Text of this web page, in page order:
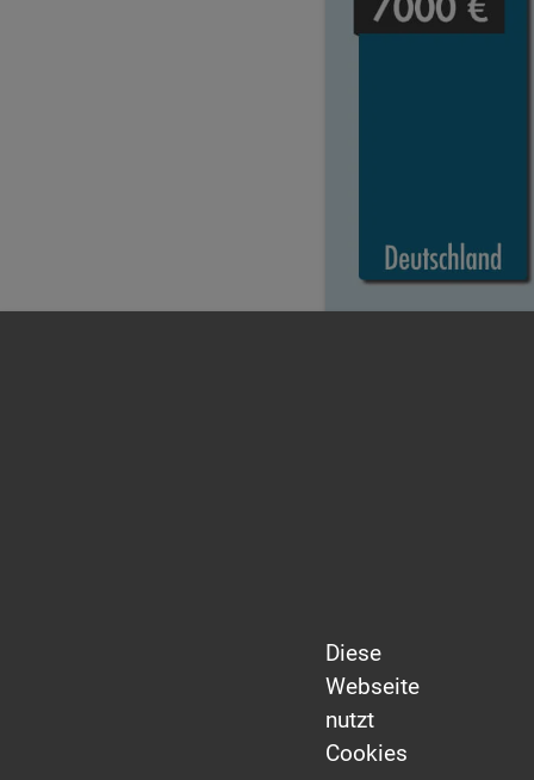
Diese
Webseite
nutzt
Cookies